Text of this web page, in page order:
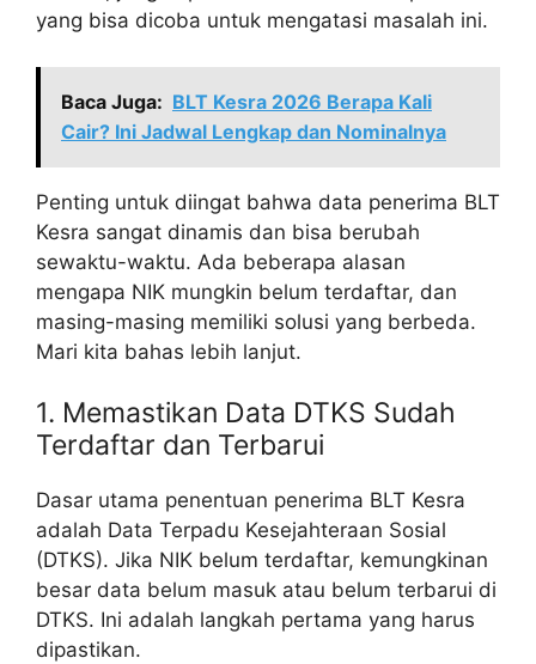
yang bisa dicoba untuk mengatasi masalah ini.
Baca Juga: BLT Kesra 2026 Berapa Kali
Cair? Ini Jadwal Lengkap dan Nominalnya
Penting untuk diingat bahwa data penerima BLT
Kesra sangat dinamis dan bisa berubah
sewaktu-waktu. Ada beberapa alasan
mengapa NIK mungkin belum terdaftar, dan
masing-masing memiliki solusi yang berbeda.
Mari kita bahas lebih lanjut.
1. Memastikan Data DTKS Sudah
Terdaftar dan Terbarui
Dasar utama penentuan penerima BLT Kesra
adalah Data Terpadu Kesejahteraan Sosial
(DTKS). Jika NIK belum terdaftar, kemungkinan
besar data belum masuk atau belum terbarui di
DTKS. Ini adalah langkah pertama yang harus
dipastikan.